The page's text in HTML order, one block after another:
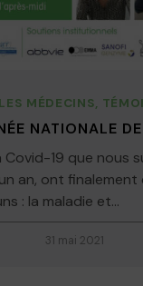
LES MÉDECINS,
NATIONALE
Covid-19 que nous
an, ont finalement
: la maladie et...
31 mai 2021